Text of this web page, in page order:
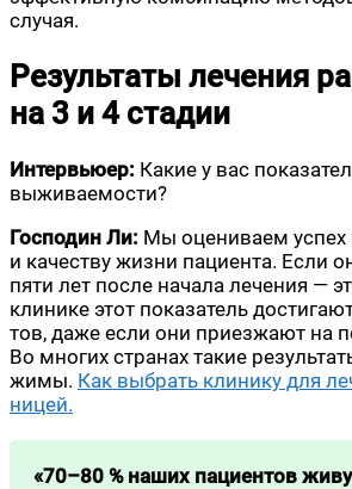
случая.
Результаты лечения
на 3 и 4 стадии
Интер­вью­ер: Какие у вас
выживаемости?
Гос­по­дин Ли: Мы оце­ни­ва­ем успех
и каче­ству жиз­ни паци­ен­та. Если
пяти лет после нача­ла лече­ния —
кли­ни­ке этот пока­за­тель
тов, даже если они при­ез­жа­ют на
Во мно­гих стра­нах такие
жи­мы. Как выбрать кли­ни­ку для
ни­цей.
«70–80 % наших паци­ен­тов